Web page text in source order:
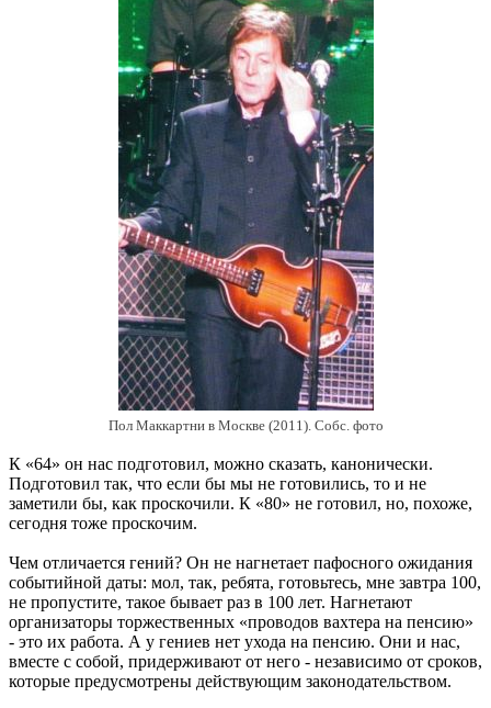
Пол Маккартни в Москве (2011). Собс. фото
К «64» он нас подготовил, можно сказать, канонически.
Подготовил так, что если бы мы не готовились, то и не
заметили бы, как проскочили. К «80» не готовил, но, похоже,
сегодня тоже проскочим.
Чем отличается гений? Он не нагнетает пафосного ожидания
событийной даты: мол, так, ребята, готовьтесь, мне завтра 100,
не пропустите, такое бывает раз в 100 лет. Нагнетают
организаторы торжественных «проводов вахтера на пенсию»
- это их работа. А у гениев нет ухода на пенсию. Они и нас,
вместе с собой, придерживают от него - независимо от сроков,
которые предусмотрены действующим законодательством.